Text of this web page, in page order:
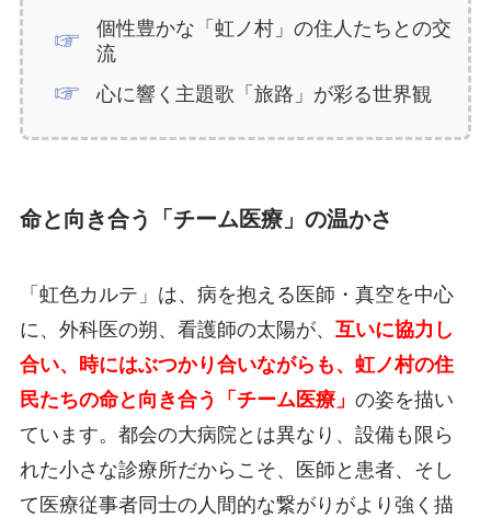
個性豊かな「虹ノ村」の住人たちとの交
流
心に響く主題歌「旅路」が彩る世界観
命と向き合う「チーム医療」の温かさ
「虹色カルテ」は、病を抱える医師・真空を中心
に、外科医の朔、看護師の太陽が、 互いに協力し
合い、時にはぶつかり合いながらも、虹ノ村の住
民たちの命と向き合う「チーム医療」 の姿を描い
ています。都会の大病院とは異なり、設備も限ら
れた小さな診療所だからこそ、医師と患者、そし
て医療従事者同士の人間的な繋がりがより強く描